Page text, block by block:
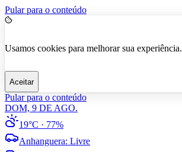
Pular para o conteúdo
Usamos cookies para melhorar sua experiência.
Aceitar
Pular para o conteúdo
DOM, 9 DE AGO.
19°C · 77%
Anhanguera: Livre